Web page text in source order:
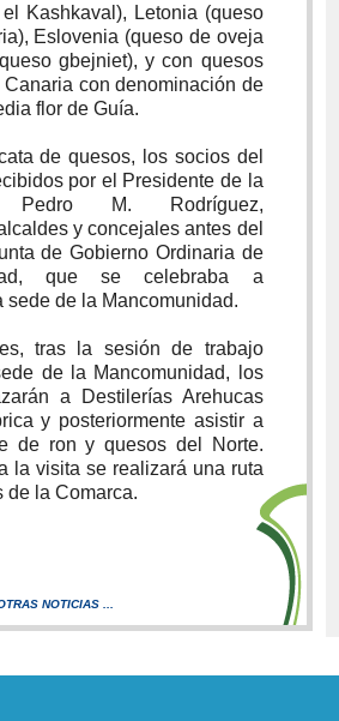
Kashkaval), Letonia (queso
Eslovenia (queso de oveja
gbejniet), y con quesos
con denominación de
flor de Guía.
de quesos, los socios del
por el Presidente de la
Pedro M. Rodríguez,
y concejales antes del
de Gobierno Ordinaria de
que se celebraba a
sede de la Mancomunidad.
tras la sesión de trabajo
de la Mancomunidad, los
a Destilerías Arehucas
y posteriormente asistir a
de ron y quesos del Norte.
la visita se realizará una ruta
de la Comarca.
NOTICIAS ...